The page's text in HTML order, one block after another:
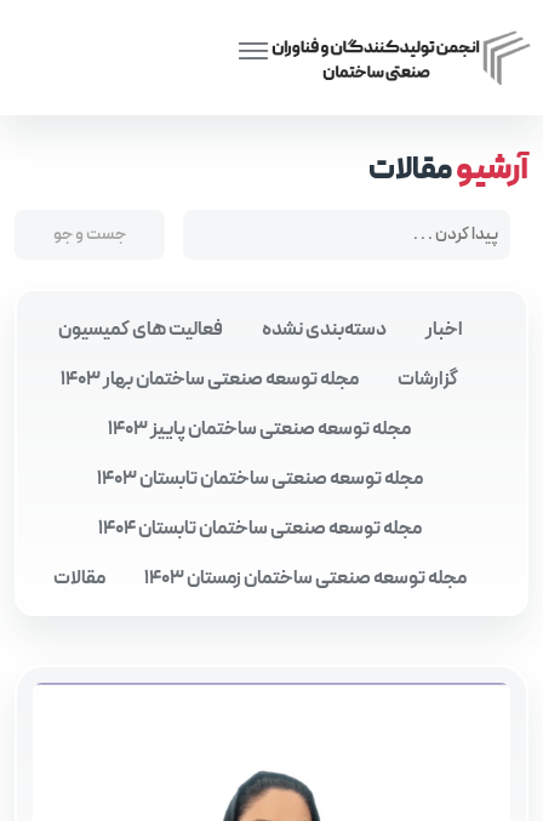
آرشیومقالات
اخبار دسته‌بندی نشده
فعالیت های کمیسیون
گزارشات
مجله توسعه صنعتی ساختمان بهار 1403
مجله توسعه صنعتی ساختمان پاییز 1403
مجله توسعه صنعتی ساختمان تابستان 1403
مجله توسعه صنعتی ساختمان تابستان 1404
مجله توسعه صنعتی ساختمان زمستان 1403
مقالات